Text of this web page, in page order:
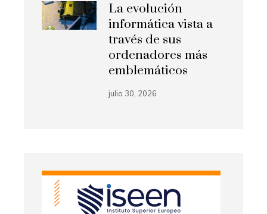
La evolución
informática vista a
través de sus
ordenadores más
emblemáticos
julio 30, 2026